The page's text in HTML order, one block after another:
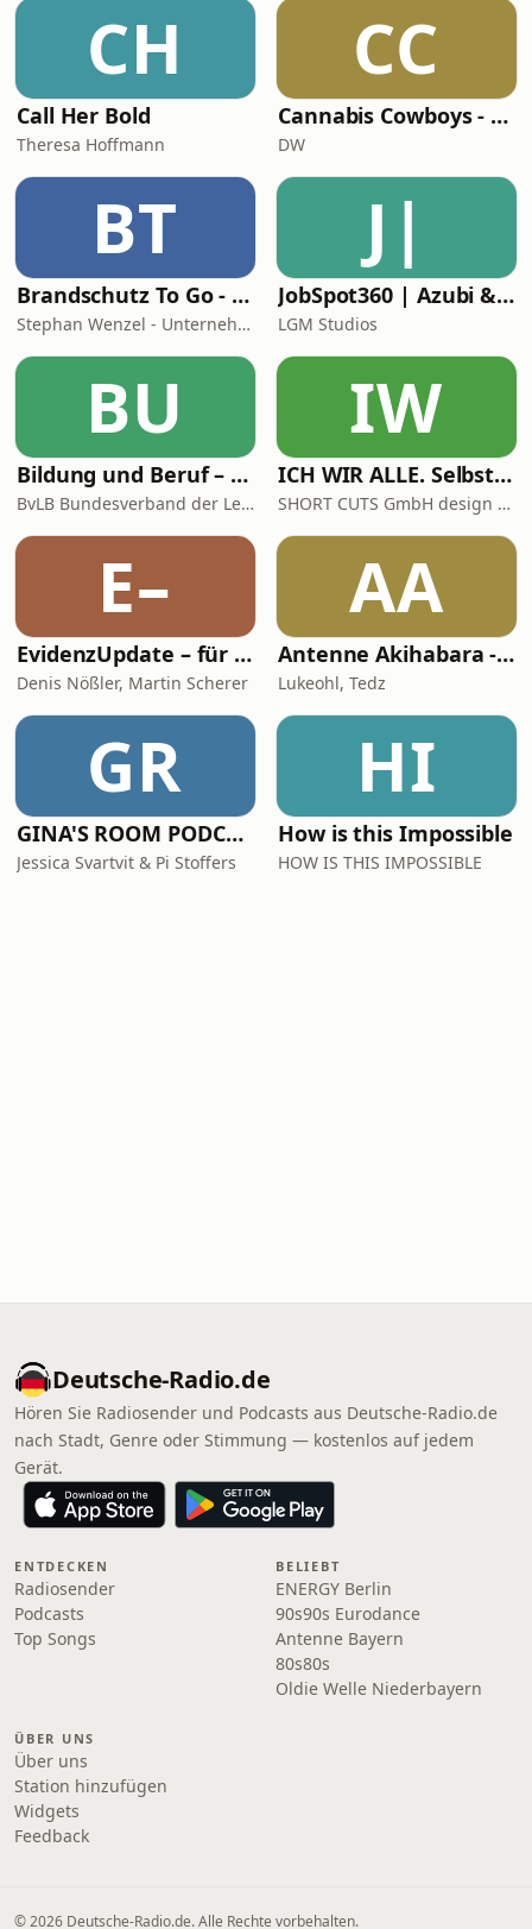
CH
Call Her Bold
Theresa Hoffmann
CC
Cannabis Cowboys - Die JuicyFields-Saga
DW
BT
Brandschutz To Go - News, Tipps und Anekdoten aus der Sicherheitstechnik
Stephan Wenzel - Unternehmensberatung zur DIN 14675 Zertifizierung
J|
JobSpot360 | Azubi & Karriere Podcast
LGM Studios
BU
Bildung und Beruf – der Podcast des BvLB mit Martin Lang und Pascal Koch
BvLB Bundesverband der Lehrkräfte für Berufsbildung e.V.
IW
ICH WIR ALLE. Selbst + Team + Werte-Entwicklung
SHORT CUTS GmbH design + kommunikation
E–
EvidenzUpdate – für klügere Medizin
Denis Nößler, Martin Scherer
AA
Antenne Akihabara - Ein deutscher Anime-Plausch
Lukeohl, Tedz
GR
GINA'S ROOM PODCAST
Jessica Svartvit & Pi Stoffers
HI
How is this Impossible
HOW IS THIS IMPOSSIBLE
Deutsche-Radio.de
Hören Sie Radiosender und Podcasts aus Deutsche-Radio.de
nach Stadt, Genre oder Stimmung — kostenlos auf jedem
Gerät.
ENTDECKEN
Radiosender
Podcasts
Top Songs
BELIEBT
ENERGY Berlin
90s90s Eurodance
Antenne Bayern
80s80s
Oldie Welle Niederbayern
ÜBER UNS
Über uns
Station hinzufügen
Widgets
Feedback
© 2026 Deutsche-Radio.de. Alle Rechte vorbehalten.